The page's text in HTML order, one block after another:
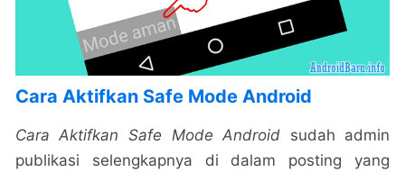
Cara Aktifkan Safe Mode Android
Cara Aktifkan Safe Mode Android sudah admin
publikasi selengkapnya di dalam posting yang